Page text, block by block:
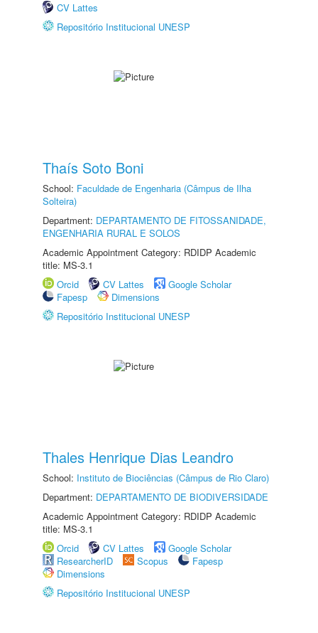
CV Lattes
Repositório Institucional UNESP
Thaís Soto Boni
School: Faculdade de Engenharia (Câmpus de Ilha
Solteira)
Department: DEPARTAMENTO DE FITOSSANIDADE,
ENGENHARIA RURAL E SOLOS
Academic Appointment Category: RDIDP Academic
title: MS-3.1
Orcid
CV Lattes
Google Scholar
Fapesp
Dimensions
Repositório Institucional UNESP
Thales Henrique Dias Leandro
School: Instituto de Biociências (Câmpus de Rio Claro)
Department: DEPARTAMENTO DE BIODIVERSIDADE
Academic Appointment Category: RDIDP Academic
title: MS-3.1
Orcid
CV Lattes
Google Scholar
ResearcherID
Scopus
Fapesp
Dimensions
Repositório Institucional UNESP